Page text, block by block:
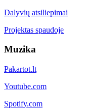
Dalyvių atsiliepimai
Projektas spaudoje
Muzika
Pakartot.lt
Youtube.com
Spotify.com